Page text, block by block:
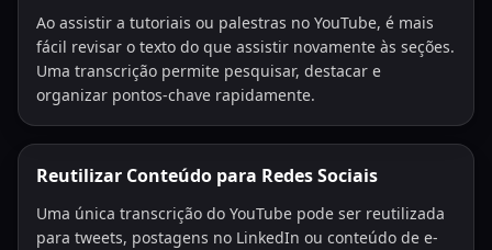
Ao assistir a tutoriais ou palestras no YouTube, é mais
fácil revisar o texto do que assistir novamente às seções.
Uma transcrição permite pesquisar, destacar e
organizar pontos-chave rapidamente.
Reutilizar Conteúdo para Redes Sociais
Uma única transcrição do YouTube pode ser reutilizada
para tweets, postagens no LinkedIn ou conteúdo de e-